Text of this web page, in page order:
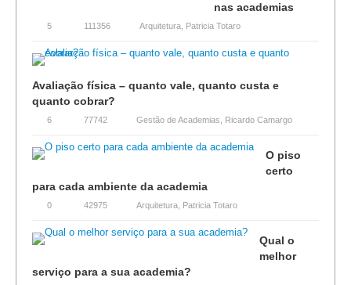
nas academias
5 111356 Arquitetura Patricia Totaro
Avaliação física – quanto vale, quanto custa e
quanto cobrar?
6 77742 Gestão de Academias Ricardo Camargo
O piso
certo
para cada ambiente da academia
0 42975 Arquitetura Patricia Totaro
Qual o
melhor
serviço para a sua academia?